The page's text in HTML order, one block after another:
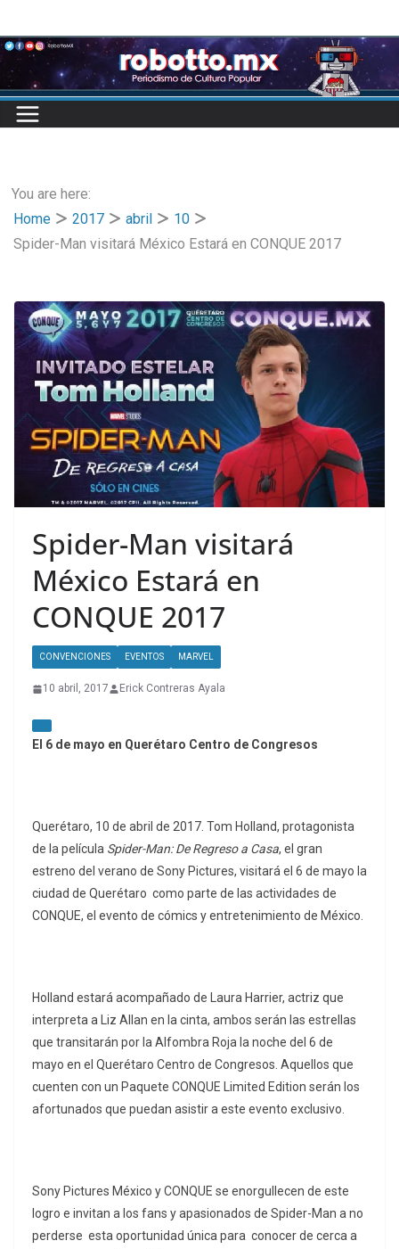
to
content
You are here:
Home
2017 abril
10
Spider-Man visitará México Estará en CONQUE 2017
Spider-Man visitará
México Estará en
CONQUE 2017
CONVENCIONES EVENTOS MARVEL
10 abril, 2017 Erick Contreras Ayala
El 6 de mayo en Querétaro Centro de Congresos
Querétaro, 10 de abril de 2017. Tom Holland, protagonista
de la película Spider-Man: De Regreso a Casa, el gran
estreno del verano de Sony Pictures, visitará el 6 de mayo la
ciudad de Querétaro como parte de las actividades de
CONQUE, el evento de cómics y entretenimiento de México.
Holland estará acompañado de Laura Harrier, actriz que
interpreta a Liz Allan en la cinta, ambos serán las estrellas
que transitarán por la Alfombra Roja la noche del 6 de
mayo en el Querétaro Centro de Congresos. Aquellos que
cuenten con un Paquete CONQUE Limited Edition serán los
afortunados que puedan asistir a este evento exclusivo.
Sony Pictures México y CONQUE se enorgullecen de este
logro e invitan a los fans y apasionados de Spider-Man a no
perderse esta oportunidad única para conocer de cerca a